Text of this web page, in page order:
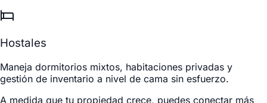
Hostales
Maneja dormitorios mixtos, habitaciones privadas y
gestión de inventario a nivel de cama sin esfuerzo.
A medida que tu propiedad crece, puedes conectar más